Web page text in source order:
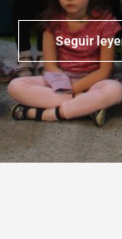
Seguir